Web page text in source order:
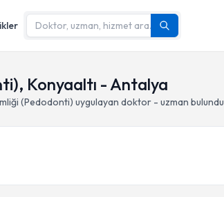
Konyaaltı - Antalya
(Pedodonti) uygulayan doktor - uzman bulundu